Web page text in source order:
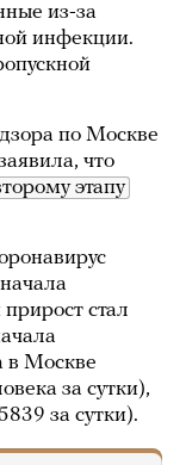
из-за
инфекции.
по Москве
что
этапу
стал
в Москве
за сутки),
за сутки).